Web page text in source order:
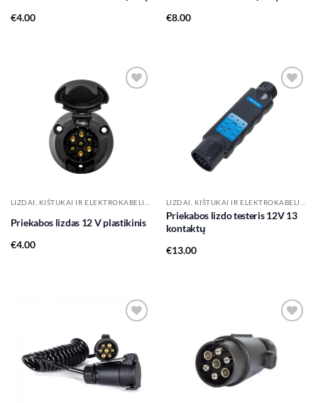
€4.00 €8.00
Priekabos lizdas 12 V plastikinis
€4.00
Add to
wishlist
Priekabos lizdo testeris 12V 13
kontaktų
€13.00
wishlist